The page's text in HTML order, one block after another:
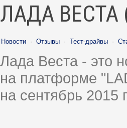
ЛАДА ВЕСТА
Новости · Отзывы · Тест-драйвы ·
Лада Веста - это
на платформе
на сентябрь 2015